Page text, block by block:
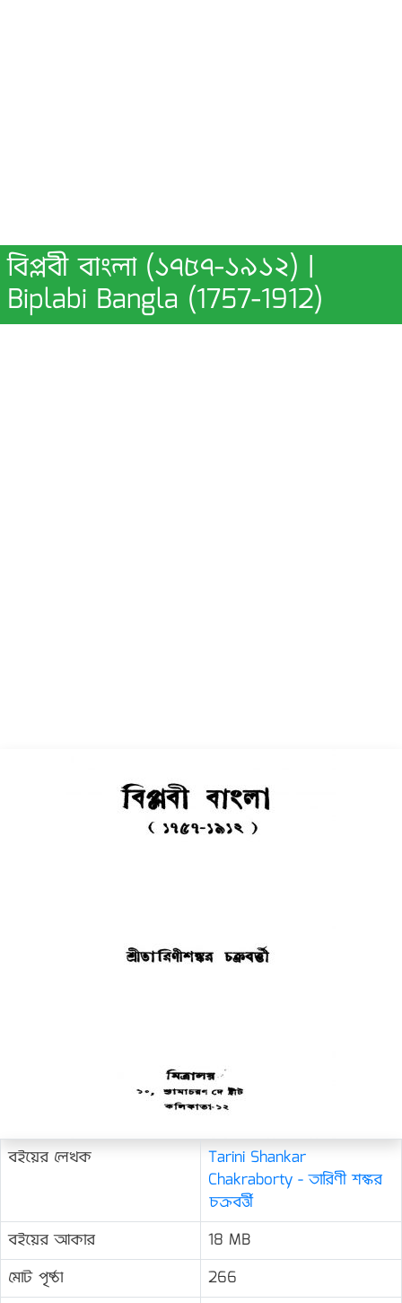
বিপ্লবী বাংলা (১৭৫৭-১৯১২) |
Biplabi Bangla (1757-1912)
বইয়ের লেখক
Tarini Shankar
Chakraborty - তারিণী শঙ্কর
চক্রবর্ত্তী
বইয়ের আকার
18 MB
মোট পৃষ্ঠা
266